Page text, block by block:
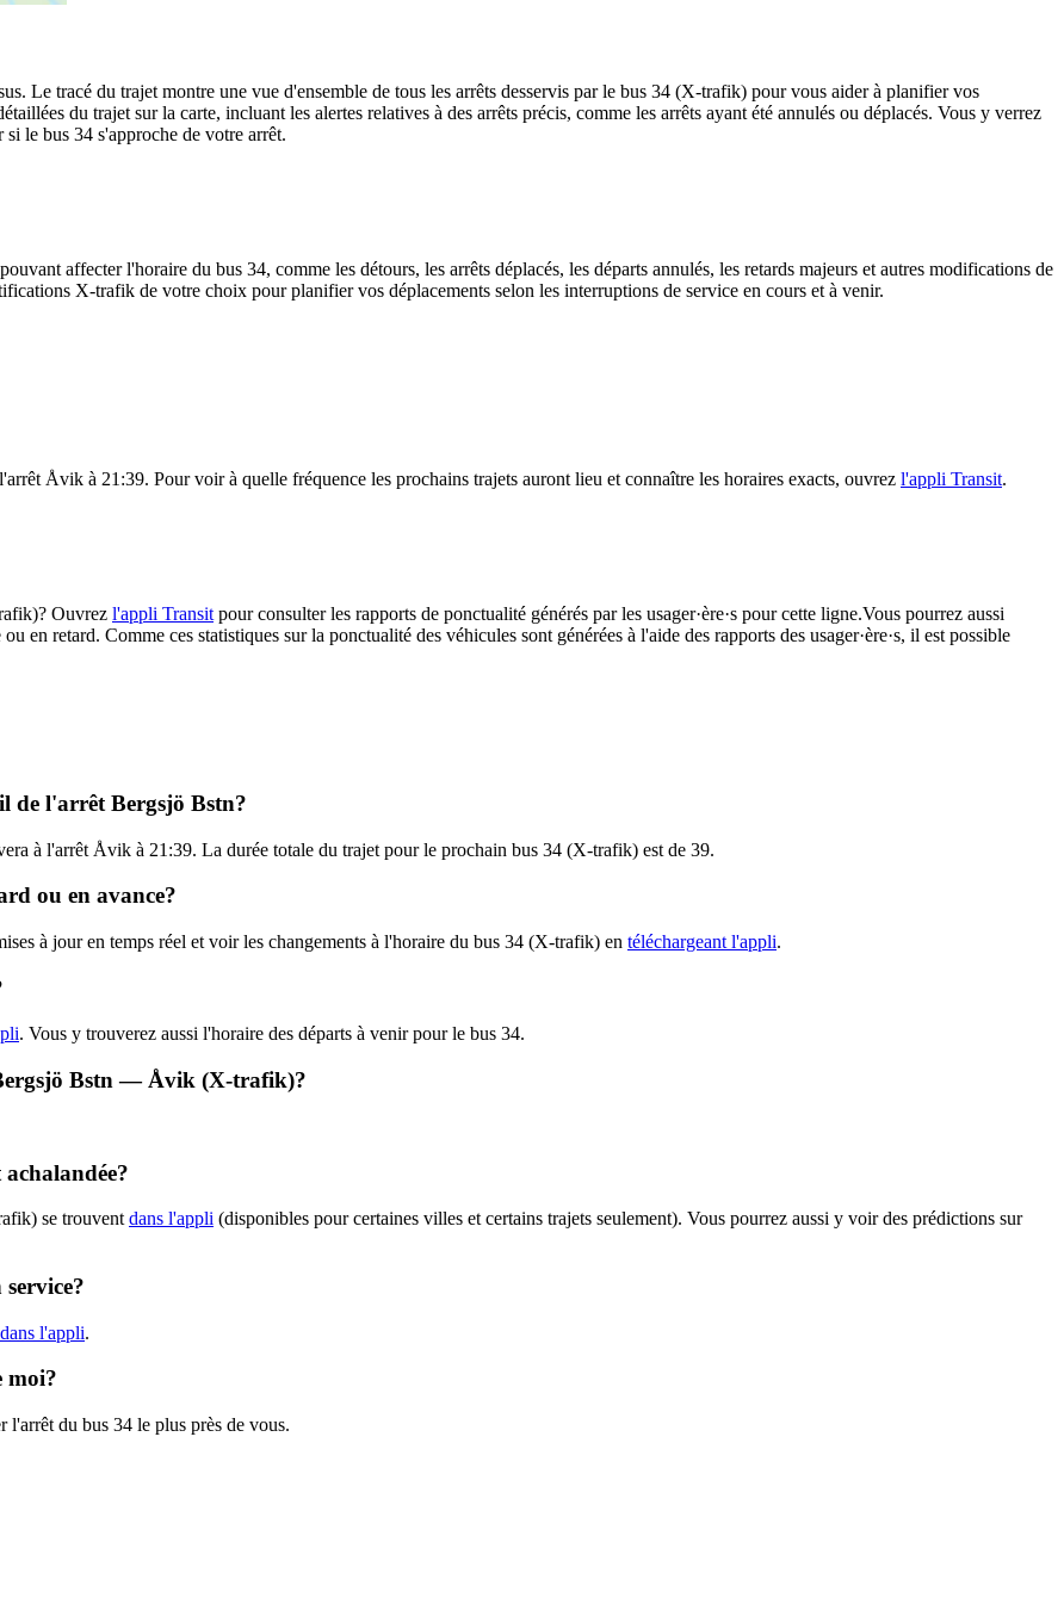
tracé du trajet montre une vue d'ensemble de tous les arrêts desservis par le bus 34 (X-trafik) pour vous aider à planifier vos
du trajet sur la carte, incluant les alertes relatives à des arrêts précis, comme les arrêts ayant été annulés ou déplacés. Vous y verrez
le bus 34 s'approche de votre arrêt.
affecter l'horaire du bus 34, comme les détours, les arrêts déplacés, les départs annulés, les retards majeurs et autres modifications de
X-trafik de votre choix pour planifier vos déplacements selon les interruptions de service en cours et à venir.
Åvik à 21:39. Pour voir à quelle fréquence les prochains trajets auront lieu et connaître les horaires exacts, ouvrez l'appli Transit.
Ouvrez l'appli Transit pour consulter les rapports de ponctualité générés par les usager·ère·s pour cette ligne.Vous pourrez aussi
en retard. Comme ces statistiques sur la ponctualité des véhicules sont générées à l'aide des rapports des usager·ère·s, il est possible
de l'arrêt Bergsjö Bstn?
à l'arrêt Åvik à 21:39. La durée totale du trajet pour le prochain bus 34 (X-trafik) est de 39.
ou en avance?
à jour en temps réel et voir les changements à l'horaire du bus 34 (X-trafik) en téléchargeant l'appli.
. Vous y trouverez aussi l'horaire des départs à venir pour le bus 34.
Bstn — Åvik (X-trafik)?
se trouvent dans l'appli (disponibles pour certaines villes et certains trajets seulement). Vous pourrez aussi y voir des prédictions sur
l'appli.
moi?
l'arrêt du bus 34 le plus près de vous.